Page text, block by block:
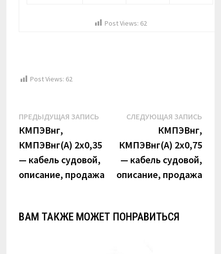
Post Views: 62
Post Views: 62
Навигация
по
записям
ПРЕДЫДУЩАЯ ЗАПИСЬ Предыдущая
КМПЭВнг,
КМПЭВнг(А) 2х0,35
— кабель судовой,
описание, продажа
СЛЕДУЮЩАЯ ЗАПИСЬ
КМПЭВнг,
КМПЭВнг(А) 2х0,75
— кабель судовой,
описание, продажа
ВАМ ТАКЖЕ МОЖЕТ ПОНРАВИТЬСЯ